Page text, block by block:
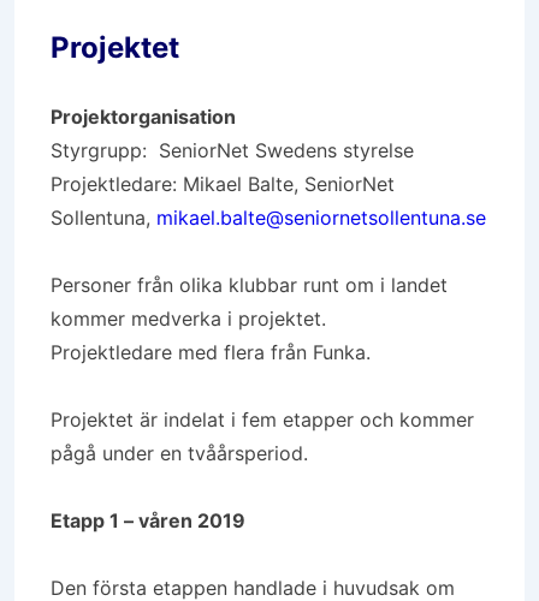
Projektet
Projektorganisation
Styrgrupp: SeniorNet Swedens styrelse
Projektledare: Mikael Balte, SeniorNet
Sollentuna, mikael.balte@seniornetsollentuna.se
Personer från olika klubbar runt om i landet
kommer medverka i projektet.
Projektledare med flera från Funka.
Projektet är indelat i fem etapper och kommer
pågå under en tvåårsperiod.
Etapp 1 – våren 2019
Den första etappen handlade i huvudsak om